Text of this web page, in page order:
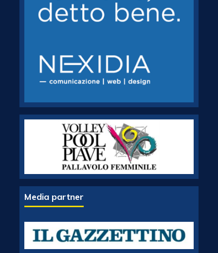
Media partner